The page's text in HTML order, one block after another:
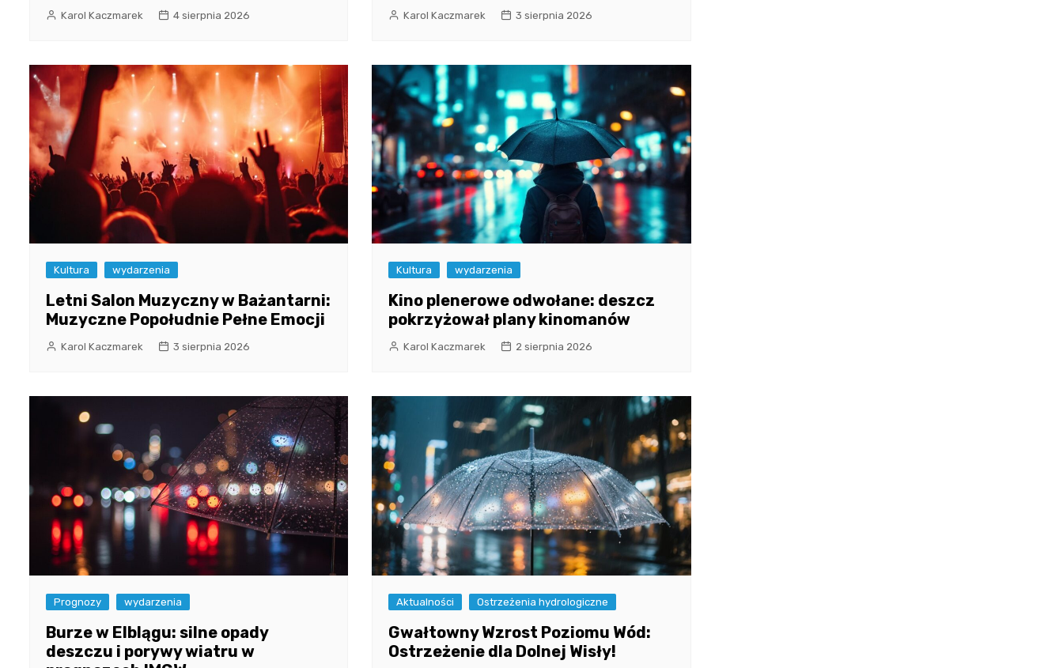
Karol Kaczmarek 4 sierpnia 2026 Karol Kaczmarek 3 sierpnia 2026
Kultura wydarzenia
Letni Salon Muzyczny w Bażantarni:
Muzyczne Popołudnie Pełne Emocji
Karol Kaczmarek 3 sierpnia 2026
Kultura wydarzenia
Kino plenerowe odwołane: deszcz
pokrzyżował plany kinomanów
Karol Kaczmarek 2 sierpnia 2026
Prognozy wydarzenia
Burze w Elblągu: silne opady
deszczu i porywy wiatru w
Aktualności Ostrzeżenia hydrologiczne
Gwałtowny Wzrost Poziomu Wód:
Ostrzeżenie dla Dolnej Wisły!